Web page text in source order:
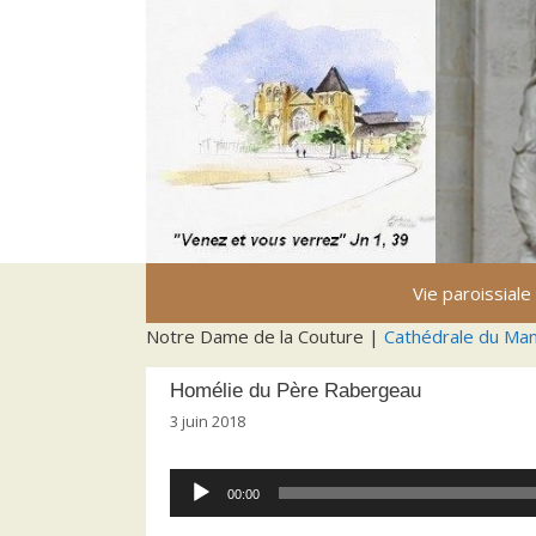
Vie paroissiale
Notre Dame de la Couture | Cathédrale du
Homélie du Père Rabergeau
3 juin 2018
Lecteur
audio
00:00